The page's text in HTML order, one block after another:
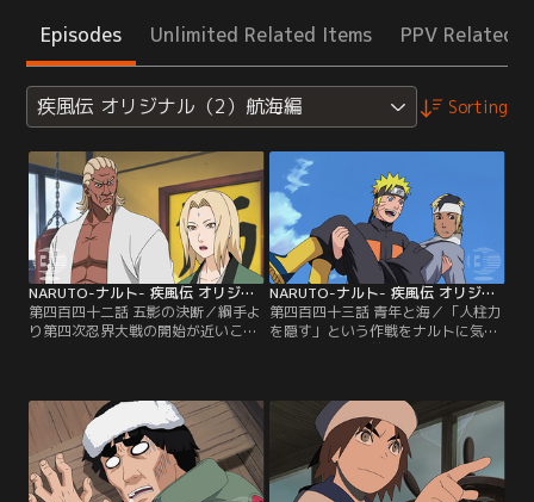
Episodes Unlimited Related Items PPV Related
疾風伝 オリジナル（2）航海編 Sorting
NARUTO-ナルト- 疾風伝 オリジナル（2）航海編 第442話
第四百四十二話 五影の決断／綱手よ
り第四次忍界大戦の開始が近いこと
ノ葉の面々それぞれが、来るべき戦
争を前に、守るべきもののため、静
かに覚悟を決めていく。その頃、雲
隠れの里では五影が集まり、今後の
方針を相談していた。【提供：バン
NARUTO-ナルト- 疾風伝 オリジナル（2）航海編 第443話
第四百四十三話 青年と海／「人柱力
を隠す」という作戦をナルトに気取
られぬよう、建前上ナルトに極秘任
ト、ガイ、アオバとともに船旅に出
るナルトだが、突如その前に難題が
持ち上がる。出航する湾の出口に船
を襲う化物が出現するため、船乗り
たちが船を出さないのだという…。